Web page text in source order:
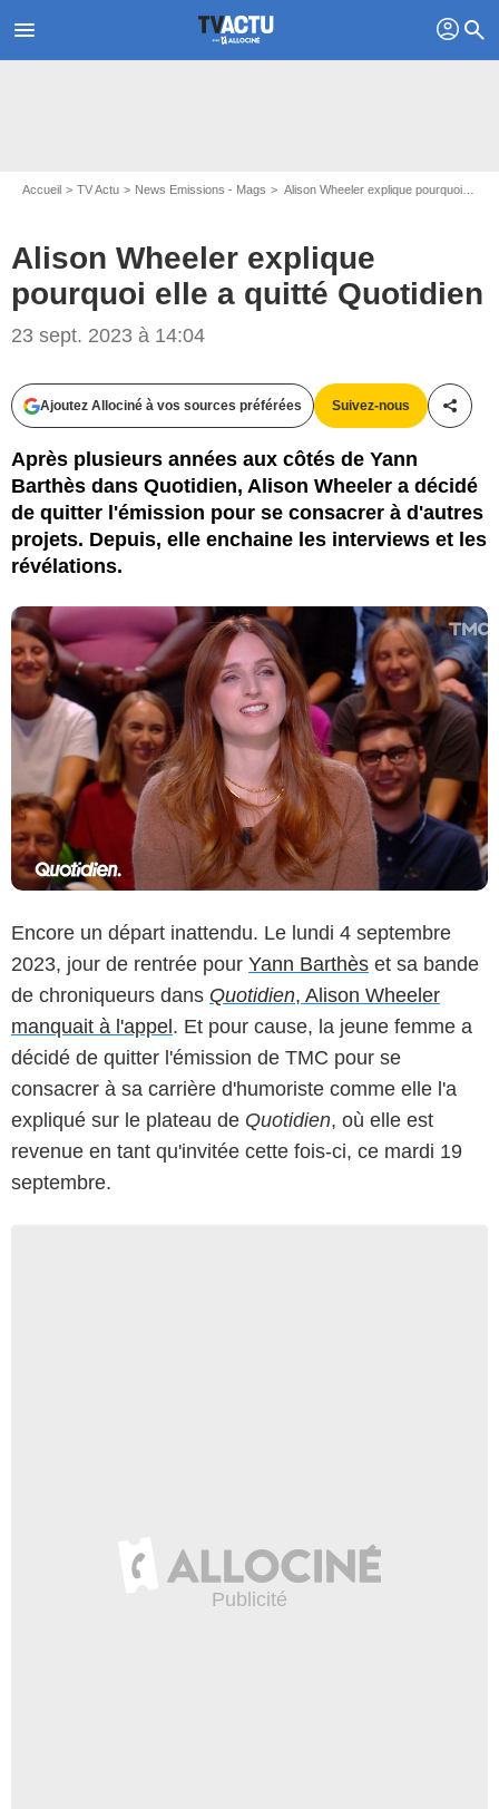
menu profil search
Accueil TV Actu News Emissions - Mags Alison Wheeler explique pourquoi elle a quitté Quotidien
Alison Wheeler explique
pourquoi elle a quitté Quotidien
23 sept. 2023 à 14:04
Ajoutez Allociné à vos sources préférées Suivez-nous
Après plusieurs années aux côtés de Yann
Barthès dans Quotidien, Alison Wheeler a décidé
de quitter l'émission pour se consacrer à d'autres
projets. Depuis, elle enchaine les interviews et les
révélations.
Capture écran TMC
Encore un départ inattendu. Le lundi 4 septembre
2023, jour de rentrée pour Yann Barthès et sa bande
de chroniqueurs dans Quotidien, Alison Wheeler
manquait à l'appel . Et pour cause, la jeune femme a
décidé de quitter l'émission de TMC pour se
consacrer à sa carrière d'humoriste comme elle l'a
expliqué sur le plateau de Quotidien, où elle est
revenue en tant qu'invitée cette fois-ci, ce mardi 19
septembre.